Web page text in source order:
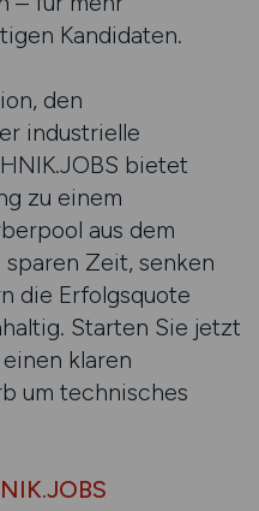
Kandidaten.
den
industrielle
bietet
zu einem
aus dem
Zeit, senken
die Erfolgsquote
Starten Sie jetzt
klaren
um technisches